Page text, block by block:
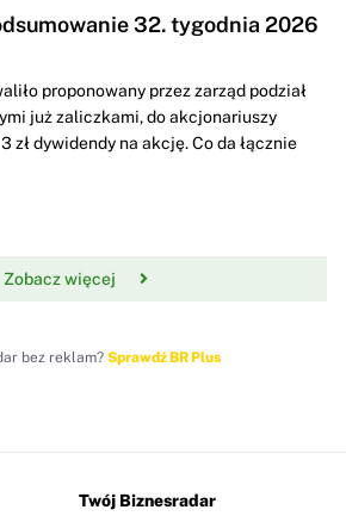
32. tygodnia 2026
proponowany przez zarząd podział
już zaliczkami, do akcjonariuszy
zł dywidendy na akcję. Co da łącznie
Zobacz więcej
bez reklam? Sprawdź BR Plus
Twój Biznesradar